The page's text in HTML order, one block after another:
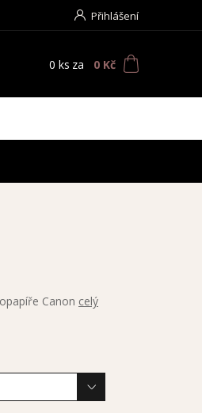
Přihlášení
0 ks za 0 Kč
Canon celý